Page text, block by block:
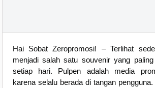
Hai Sobat Zeropromosi! – Terlihat
menjadi salah satu souvenir yang
setiap hari. Pulpen adalah media
karena selalu berada di tangan pengguna.